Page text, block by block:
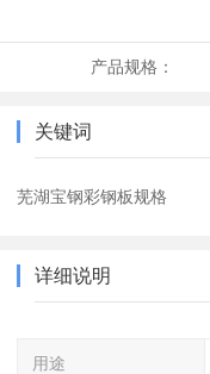
产品规格：
关键词
芜湖宝钢彩钢板规格
详细说明
用途